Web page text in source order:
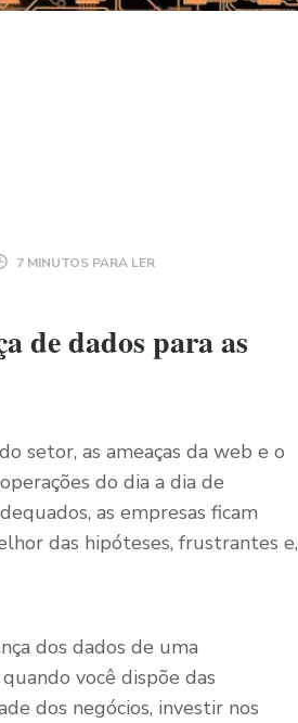
7 MINUTOS PARA LER
de dados para as
setor, as ameaças da web e o
do dia a dia de
as empresas ficam
das hipóteses, frustrantes e,
dos dados de uma
você dispõe das
dos negócios, investir nos